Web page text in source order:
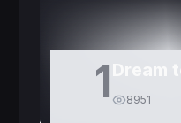
1 8951